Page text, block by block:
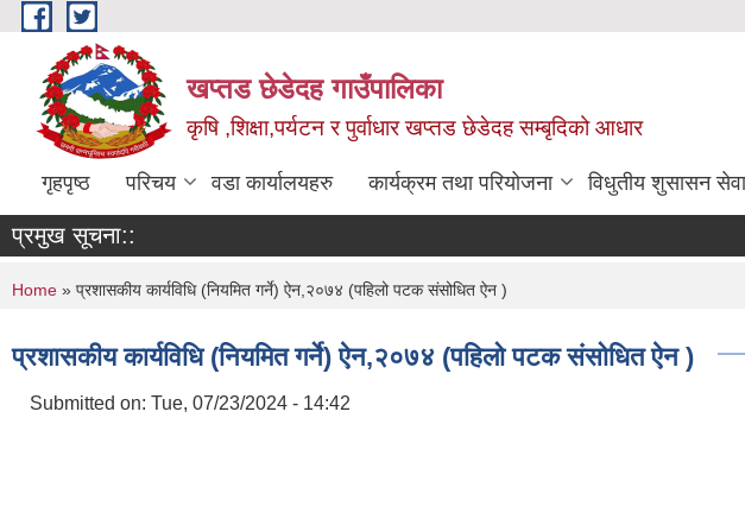
Skip to main content
खप्तड छेडेदह गाउँपालिका
कृषि ,शिक्षा,पर्यटन र पुर्वाधार खप्तड छेडेदह सम्बृदिको आधार
गृहपृष्ठ परिचय वडा कार्यालयहरु कार्यक्रम तथा परियोजना विधुतीय शुसासन सेवा
प्रमुख सूचना::
You are here
Home » प्रशासकीय कार्यविधि (नियमित गर्ने) ऐन,२०७४ (पहिलो पटक संसोधित ऐन )
प्रशासकीय कार्यविधि (नियमित गर्ने) ऐन,२०७४ (पहिलो पटक संसोधित ऐन )
Submitted on: Tue, 07/23/2024 - 14:42